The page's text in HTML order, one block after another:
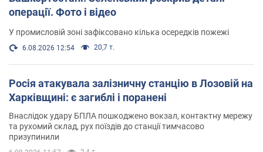
операції. Фото і відео
У промисловій зоні зафіксовано кілька осередків пожежі
6.08.2026 12:54 20,7 т.
Росія атакувала залізничну станцію в Лозовій на
Харківщині: є загиблі і поранені
Внаслідок удару БПЛА пошкоджено вокзал, контактну мережу
та рухомий склад, рух поїздів до станції тимчасово
призупинили